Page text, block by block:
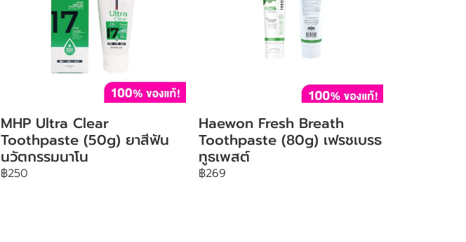
MHP Ultra Clear
Toothpaste (50g) ยาสีฟัน
นวัตกรรมนาโน
฿250
Haewon Fresh Breath
Toothpaste (80g) เฟรชเบรธ
ทูธเพสต์
฿269